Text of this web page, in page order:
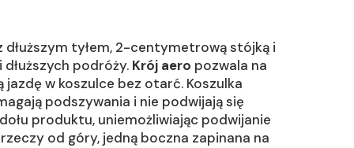
dłuższym tyłem, 2-centymetrową stójką i
podróży. Krój aero pozwala na
w koszulce bez otarć. Koszulka
podszywania i nie podwijają się
produktu, uniemożliwiając podwijanie
od góry, jedną boczna zapinana na